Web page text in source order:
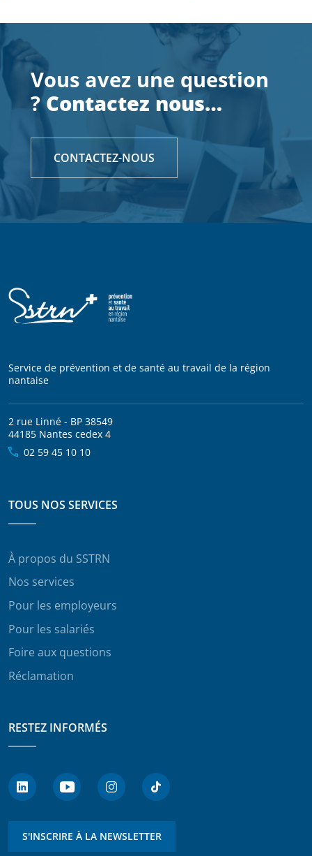
Vous avez une question
?Contactez nous…
CONTACTEZ-NOUS
Service de prévention et de santé au travail de la région
nantaise
2 rue Linné - BP 38549
44185 Nantes cedex 4
02 59 45 10 10
TOUS NOS SERVICES
À propos du SSTRN
Nos services
Pour les employeurs
Pour les salariés
Foire aux questions
Réclamation
RESTEZ INFORMÉS
S'INSCRIRE À LA NEWSLETTER